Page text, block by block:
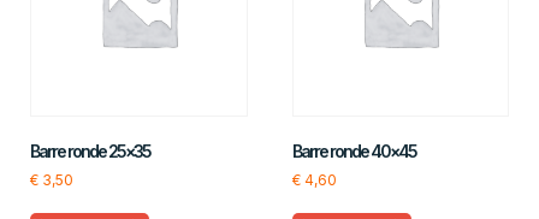
Barre ronde 25×35
€ 3,50
Barre ronde 40×45
€4,60